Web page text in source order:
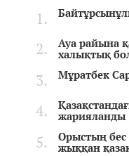
Ауа райына
халықтық
Мұратбек
жарияланды
Орыстың
жыққан